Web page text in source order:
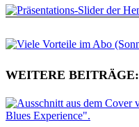
WEITERE BEITRÄGE: